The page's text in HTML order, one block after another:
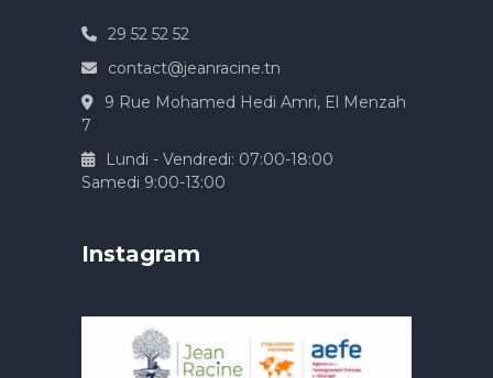
29 52 52 52
contact@jeanracine.tn
9 Rue Mohamed Hedi Amri, El Menzah
7
Lundi - Vendredi: 07:00-18:00
Samedi 9:00-13:00
Instagram